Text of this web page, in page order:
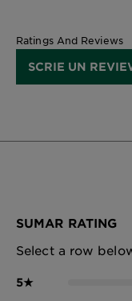
Ratings And Reviews
SCRIE UN
SUMAR RATING
Select a row
5★